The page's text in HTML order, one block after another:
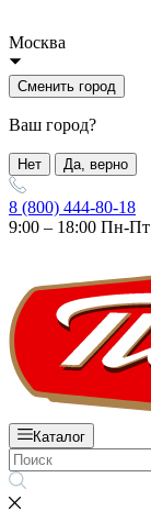
Москва
Сменить город
Ваш город?
Нет Да, верно
8 (800) 444-80-18
9:00 – 18:00 Пн-Пт
Каталог